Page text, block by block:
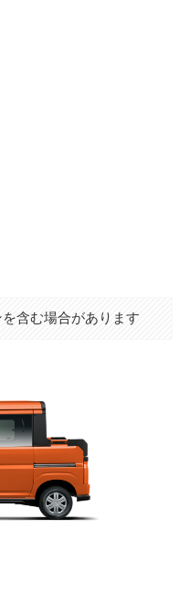
含む場合があります